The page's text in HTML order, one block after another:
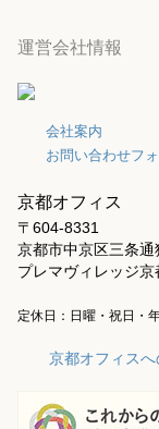
運営会社情報
会社案内
お問い合わせフ
京都オフィス
〒604-8331
京都市中京区三条
プレマヴィレッジ京
定休日：日曜・祝日・
京都オフィス